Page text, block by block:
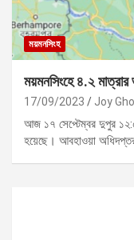
ময়মনসিংহ
ময়মনসিংহে ৪.২
17/09/2023 Joy
আজ ১৭ সেপ্টেম্বর দুপুর
হয়েছে। আবহাওয়া